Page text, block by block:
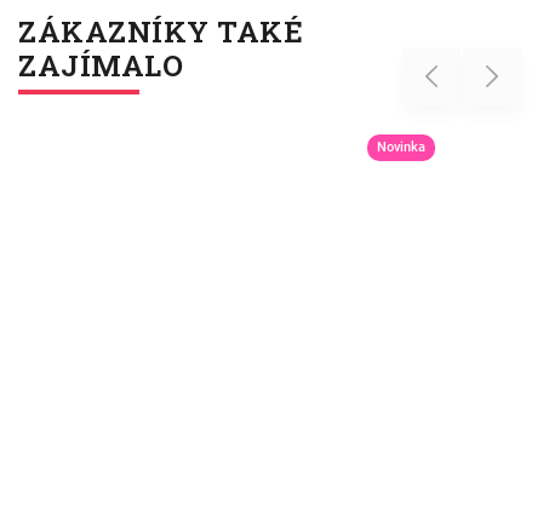
ZÁKAZNÍKY TAKÉ
ZAJÍMALO
Previous
Novinka
Next